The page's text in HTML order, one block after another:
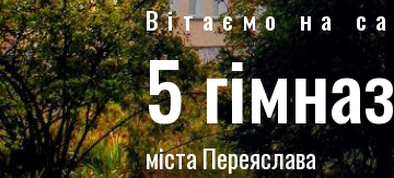
Вітаємо на
5
міста Переяслава